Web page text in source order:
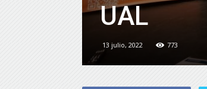
UAL
13 julio, 2022 773